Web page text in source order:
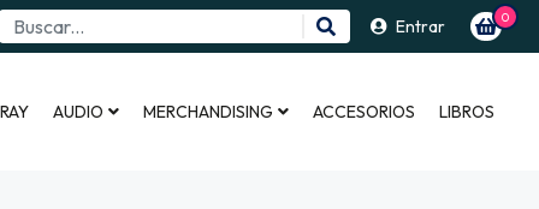
Entrar 0
AUDIO MERCHANDISING ACCESORIOS LIBROS